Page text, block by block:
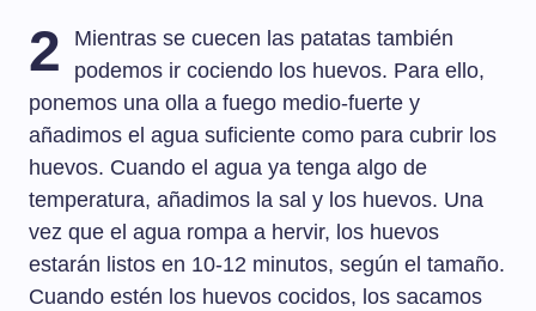
2
Mientras se cuecen las patatas también
podemos ir cociendo los huevos. Para ello,
ponemos una olla a fuego medio-fuerte y
añadimos el agua suficiente como para cubrir los
huevos. Cuando el agua ya tenga algo de
temperatura, añadimos la sal y los huevos. Una
vez que el agua rompa a hervir, los huevos
estarán listos en 10-12 minutos, según el tamaño.
Cuando estén los huevos cocidos, los sacamos